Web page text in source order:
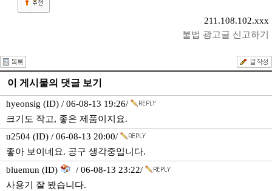
211.108.102.xxx
불법 광고글 신고하기
이 게시물의 댓글 보기
hyeonsig (ID) / 06-08-13 19:26/
크기도 작고, 좋은 제품이지요.
u2504 (ID) / 06-08-13 20:00/
좋아 보이네요. 공구 생각중입니다.
bluemun (ID)
/ 06-08-13 23:22/
사용기 잘 봤습니다.